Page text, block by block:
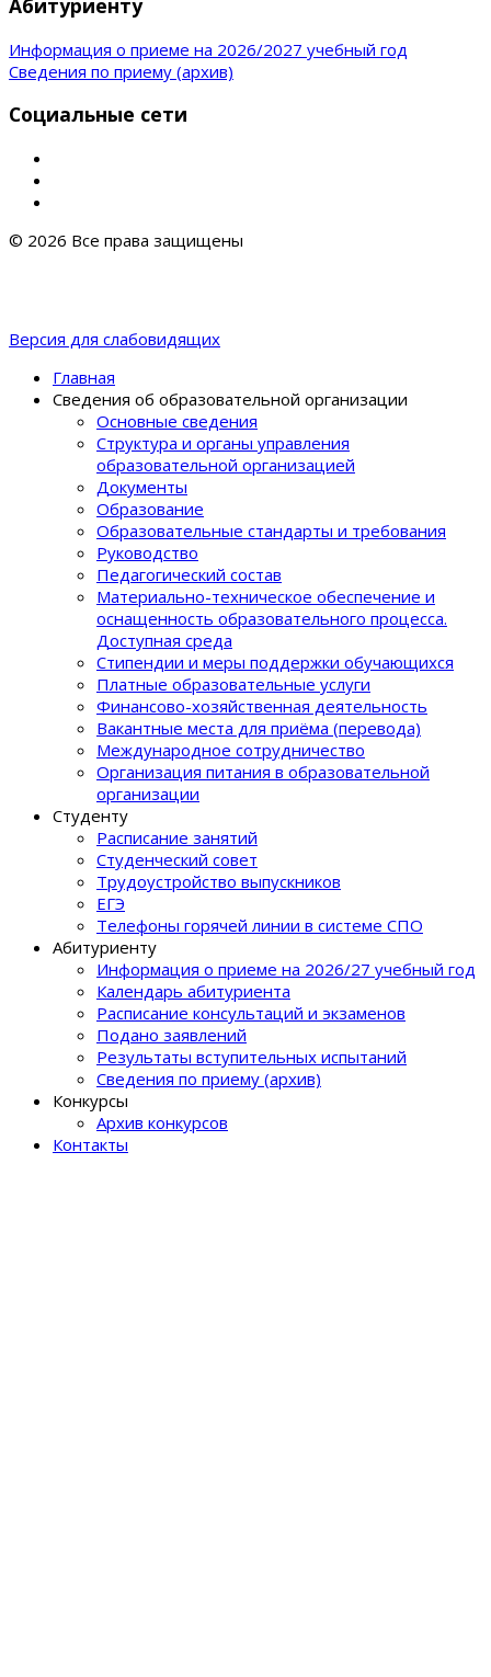
Абитуриенту
Информация о приеме на 2026/2027 учебный год
Сведения по приему (архив)
Социальные сети
© 2026 Все права защищены
Версия для слабовидящих
Главная
Сведения об образовательной организации
Основные сведения
Структура и органы управления
образовательной организацией
Документы
Образование
Образовательные стандарты и требования
Руководство
Педагогический состав
Материально-техническое обеспечение и
оснащенность образовательного процеcса.
Доступная среда
Стипендии и меры поддержки обучающихся
Платные образовательные услуги
Финансово-хозяйственная деятельность
Вакантные места для приёма (перевода)
Международное сотрудничество
Организация питания в образовательной
организации
Студенту
Расписание занятий
Студенческий совет
Трудоустройство выпускников
ЕГЭ
Телефоны горячей линии в системе СПО
Абитуриенту
Информация о приеме на 2026/27 учебный год
Календарь абитуриента
Расписание консультаций и экзаменов
Подано заявлений
Результаты вступительных испытаний
Сведения по приему (архив)
Конкурсы
Архив конкурсов
Контакты